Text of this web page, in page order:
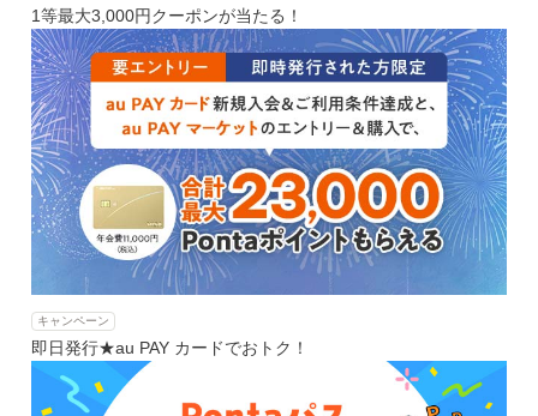
1等最大3,000円クーポンが当たる！
キャンペーン
即日発行★au PAY カードでおトク！